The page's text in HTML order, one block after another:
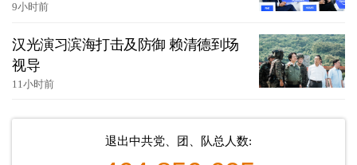
9小时前
汉光演习滨海打击及防御 赖清德到场
视导
11小时前
退出中共党、团、队总人数: